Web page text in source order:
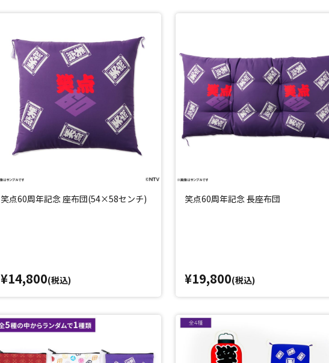
笑点60周年記念 座布団(54×58センチ)
¥14,800(税込)
笑点60周年記念 長座布団
¥19,800(税込)